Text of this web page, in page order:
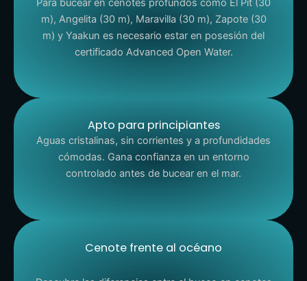
m), Angelita (30 m), Maravilla (30 m), Zapote (30
m) y Yaakun es necesario estar en posesión del
certificado Advanced Open Water.
Apto para principiantes
Aguas cristalinas, sin corrientes y a profundidades
cómodas. Gana confianza en un entorno
controlado antes de bucear en el mar.
Cenote frente al océano